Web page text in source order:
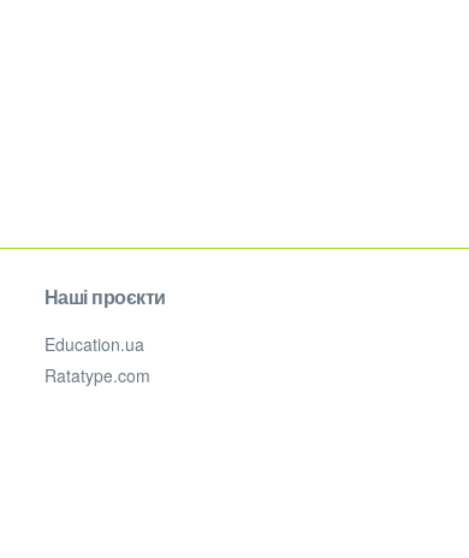
Наші проєкти
Education.ua
Ratatype.com